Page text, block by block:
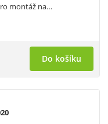
montáž na…
Do košíku